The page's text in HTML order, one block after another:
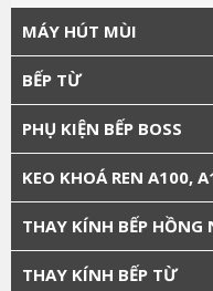
MÁY HÚT MÙI
BẾP TỪ
PHỤ KIỆN BẾP BOSS
KEO KHOÁ REN A100,
THAY KÍNH BẾP HỒNG
THAY KÍNH BẾP TỪ